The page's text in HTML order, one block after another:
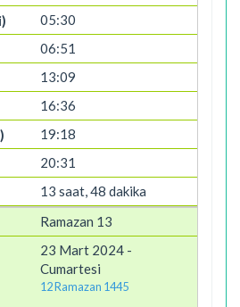
05:30
06:51
13:09
16:36
19:18
20:31
13 saat, 48 dakika
Ramazan 13
23 Mart 2024 -
Cumartesi
12 Ramazan 1445